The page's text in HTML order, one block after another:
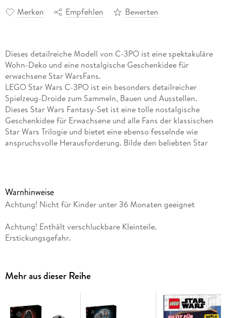
Merken Empfehlen Bewerten
Dieses detailreiche Modell von C-3PO ist eine spektakuläre
Wohn-Deko und eine nostalgische Geschenkidee für
erwachsene Star WarsFans.
LEGO Star Wars C-3PO ist ein besonders detailreicher
Spielzeug-Droide zum Sammeln, Bauen und Ausstellen.
Dieses Star Wars Fantasy-Set ist eine tolle nostalgische
Geschenkidee für Erwachsene und alle Fans der klassischen
Star Wars Trilogie und bietet eine ebenso fesselnde wie
anspruchsvolle Herausforderung. Bilde den beliebten Star
Dieses LEGO Star Wars Bauset für Erwachsene beinhaltet
einen Ständer mit C-3PO-Infoplakette, auf dem auch Platz
25-jährigen LEGO Star Wars Jubiläum vollendet den
imposanten Hingucker.
LEGO Star Wars Set 75379 aus, um einen besonders
kannst aber auch einfach einen von C-3POs Armen
abwinkeln, um nachzustellen, wie er den Kopf seines alten
Warnhinweise
Achtung! Nicht für Kinder unter 36 Monaten geeignet
Achtung! Enthält verschluckbare Kleinteile.
Erstickungsgefahr.
Mehr aus dieser Reihe